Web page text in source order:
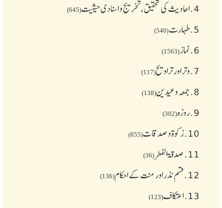
4. احادیث کی تحقیق، تخریج و اسنادی حیثیت(645)
5. طهارت(540)
6. نماز(1563)
7. وتر اور تراویح(117)
8. جمعہ وعیدین(138)
9. روزہ(302)
10. زکوة و صدقات(855)
11. صدقۃ الفطر (36)
12. قسم نذر اور منت کے احکام(136)
13. اعتکاف(123)